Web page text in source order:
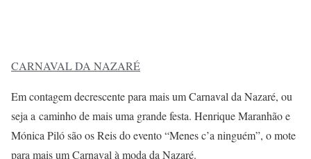
CARNAVAL DA NAZARÉ
Em contagem decrescente para mais um Carnaval da Nazaré, ou
seja a caminho de mais uma grande festa. Henrique Maranhão e
Mónica Piló são os Reis do evento “Menes c’a ninguém”, o mote
para mais um Carnaval à moda da Nazaré.